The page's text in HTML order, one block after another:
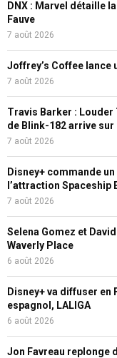
DNX : Marvel détaille
Fauve
7 août 2026
Joffrey’s Coffee lance
7 août 2026
Travis Barker : Louder
de Blink-182 arrive sur
7 août 2026
Disney+ commande
l’attraction Spaceship
7 août 2026
Selena Gomez et
Waverly Place
6 août 2026
Disney+ va diffuser en
espagnol, LALIGA
6 août 2026
Jon Favreau replonge